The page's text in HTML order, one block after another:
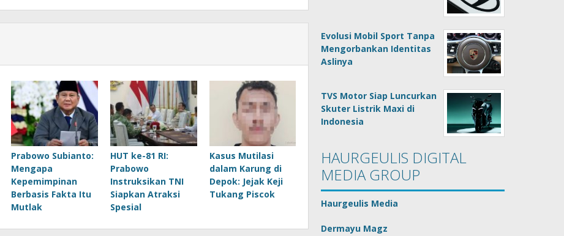
Prabowo Subianto:
Mengapa
Kepemimpinan
Berbasis Fakta Itu
Mutlak
HUT ke-81 RI:
Prabowo
Instruksikan TNI
Siapkan Atraksi
Spesial
Kasus Mutilasi
dalam Karung di
Depok: Jejak Keji
Tukang Piscok
Evolusi Mobil Sport Tanpa
Mengorbankan Identitas
Aslinya
TVS Motor Siap Luncurkan
Skuter Listrik Maxi di
Indonesia
HAURGEULIS DIGITAL
MEDIA GROUP
Haurgeulis Media
Dermayu Magz